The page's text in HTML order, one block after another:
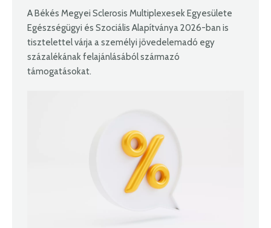
A Békés Megyei Sclerosis Multiplexesek Egyesülete
Egészségügyi és Szociális Alapítványa 2026-ban is
tisztelettel várja a személyi jövedelemadó egy
százalékának felajánlásából származó
támogatásokat.